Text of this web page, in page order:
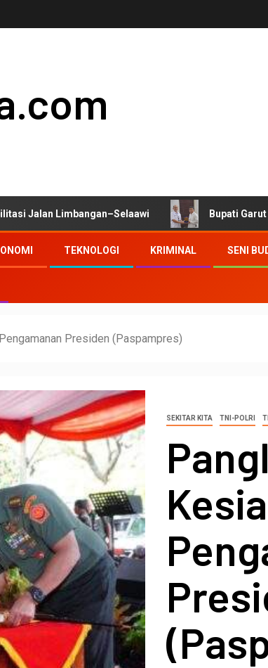
Bupati Garut Minta
TEKNOLOGI KRIMINAL SENI
Presiden (Paspampres)
SEKITAR KITA TNI-POLRI